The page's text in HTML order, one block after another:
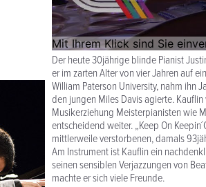
Der heute 30jährige blinde Pianist
er im zarten Alter von vier Jahren auf
William Paterson University, nahm ihn
den jungen Miles Davis agierte.
Musikerziehung Meisterpianisten wie
entscheidend weiter. „Keep On
mittlerweile verstorbenen, damals
Am Instrument ist Kauflin ein
seinen sensiblen Verjazzungen von
machte er sich viele Freunde.